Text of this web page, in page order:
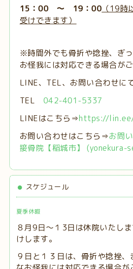
15：00 ～ 19：00 （19時
受けできます）
※時間外でも骨折や捻挫、ぎ
お怪我には対応できる場合がご
LINE、TEL、お問い合わせに
TEL 042-401-5337
LINEはこちら⇒https://
お問い合わせはこちら⇒お問
接骨院【稲城市】 (yonekura-
スケジュール
夏季休暇
８月9日～１3日は休院いたし
けします。
９日と１３日は、 骨折や捻挫、